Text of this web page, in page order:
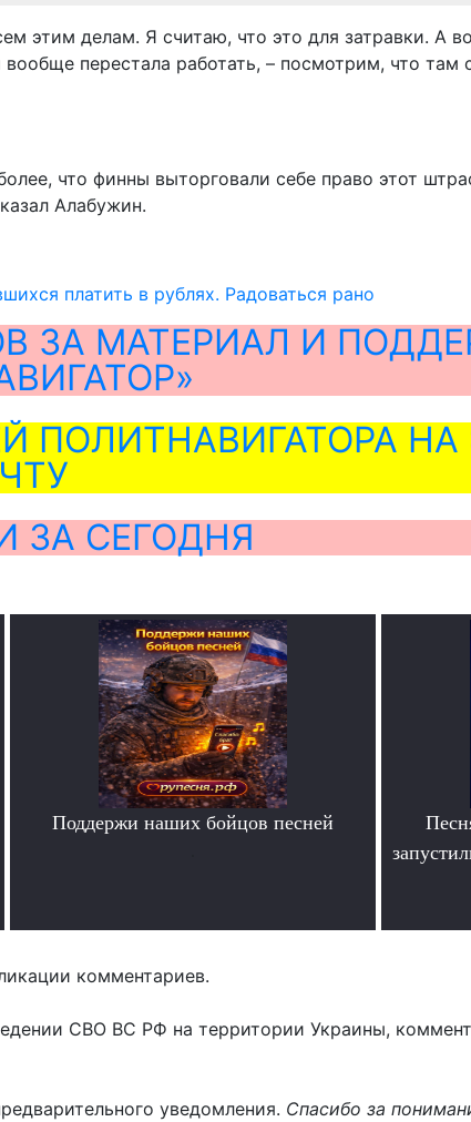
этим делам. Я считаю, что это для затравки. А
перестала работать, – посмотрим, что
что финны выторговали себе право этот
Алабужин.
платить в рублях. Радоваться рано
ЗА МАТЕРИАЛ И
ПОЛИТНАВИГАТОРА
ЗА СЕГОДНЯ
Поддержи наших бойцов песней
комментариев.
СВО ВС РФ на территории Украины,
уведомления. Спасибо за